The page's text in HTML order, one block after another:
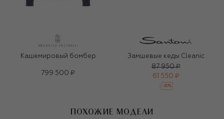
Кашемировый бомбер
799 500 ₽
Замшевые кеды Cleanic
87 950 ₽
61 550 ₽
-30%
ПОХОЖИЕ МОДЕЛИ